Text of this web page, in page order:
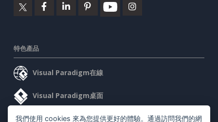
特色產品
Visual Paradigm在線
Visual Paradigm桌面
我們使用 cookies 來為您提供更好的體驗。通過訪問我們的網